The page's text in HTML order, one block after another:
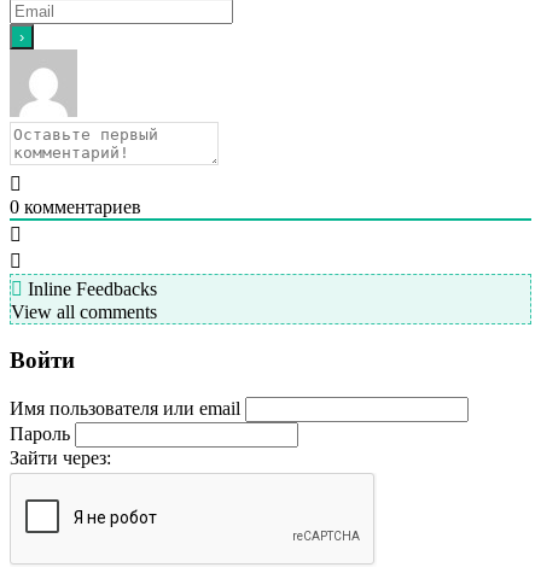
0 комментариев
Inline Feedbacks
View all comments
Войти
Имя пользователя или email
Пароль
Зайти через: